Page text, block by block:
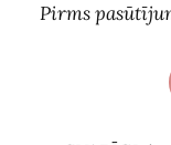
Pirms